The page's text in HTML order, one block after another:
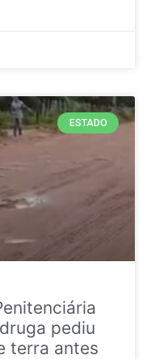
ESTADO
pediu
terra antes